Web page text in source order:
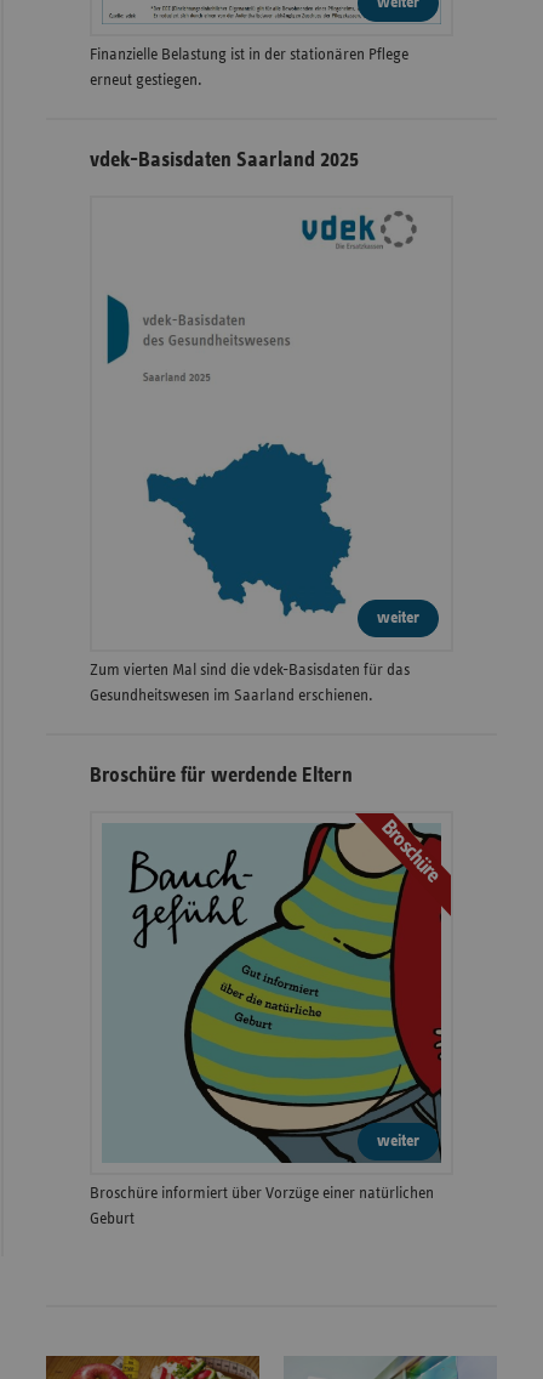
Finanzielle Belastung ist in der stationären Pflege
erneut gestiegen.
vdek-Basisdaten Saarland 2025
weiter
Zum vierten Mal sind die vdek-Basisdaten für das
Gesundheitswesen im Saarland erschienen.
Broschüre für werdende Eltern
Broschüre
weiter
Broschüre informiert über Vorzüge einer natürlichen
Geburt